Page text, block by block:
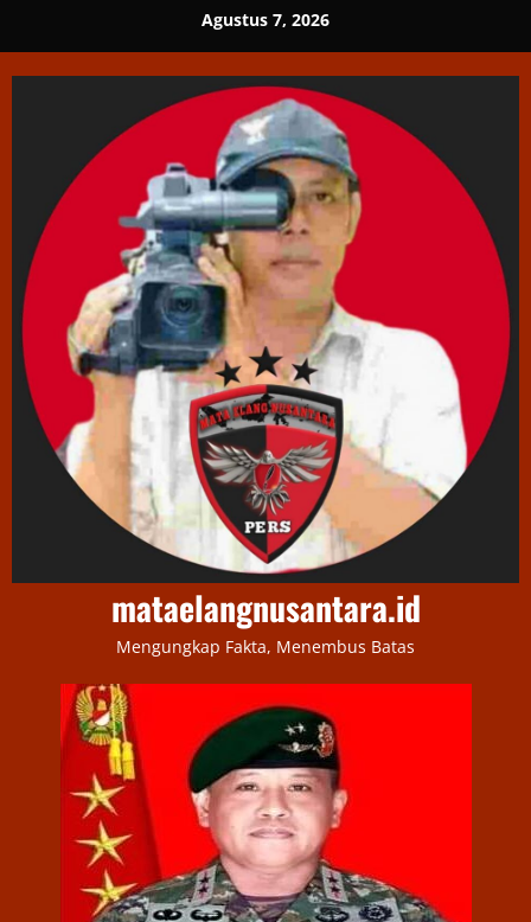
to
content
Agustus 7, 2026
mataelangnusantara.id
Mengungkap Fakta, Menembus Batas